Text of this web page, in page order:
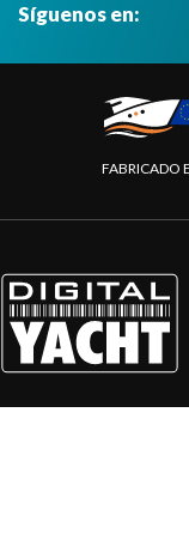
Síguenos en:
FABRICADO